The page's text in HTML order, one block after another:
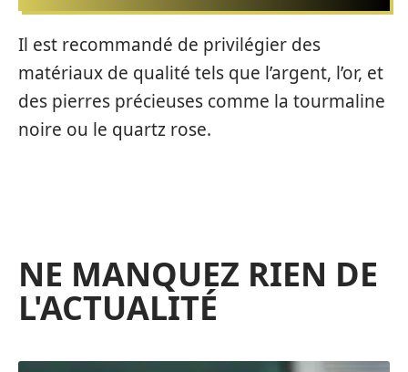
Il est recommandé de privilégier des
matériaux de qualité tels que l’argent, l’or, et
des pierres précieuses comme la tourmaline
noire ou le quartz rose.
NE MANQUEZ RIEN DE
L'ACTUALITÉ